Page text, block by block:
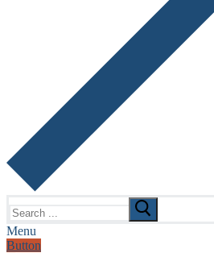
for:
Menu
Button